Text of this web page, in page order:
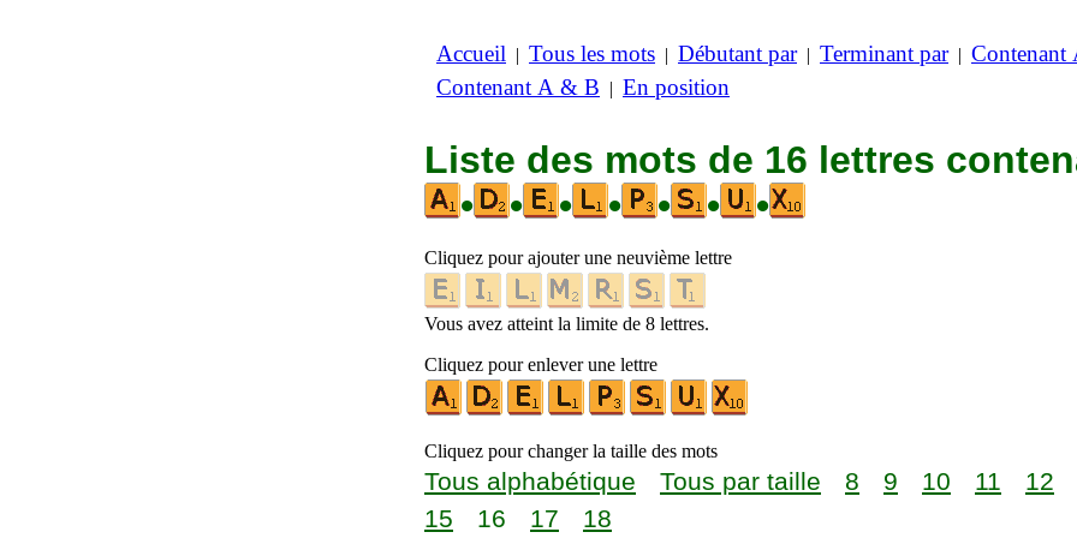
Accueil | Tous les mots | Débutant par| Terminant par| Contenant
Contenant A & B | En position
Liste des mots de 16 lettres
•
• • • • • •
Cliquez pour ajouter une neuvième lettre
Vous avez atteint la limite de 8 lettres.
Cliquez pour enlever une lettre
Cliquez pour changer la taille des mots
Tous alphabétique Tous par taille 8 9 10 11 12
15
16 17 18